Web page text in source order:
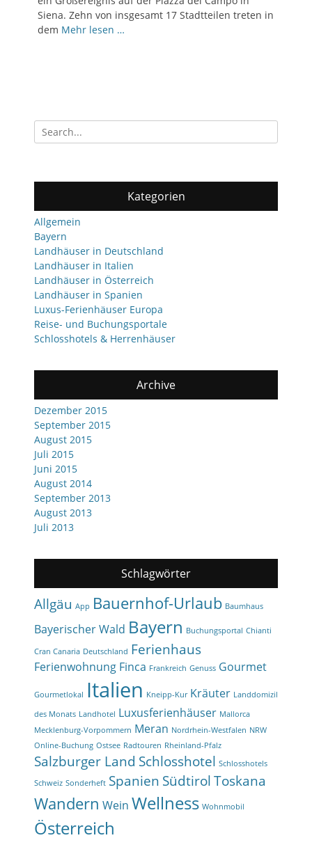
Siena. Zehn von insgesamt 17 Stadtteilen treten in
dem Mehr lesen …
Search
for:
Kategorien
Allgemein
Bayern
Landhäuser in Deutschland
Landhäuser in Italien
Landhäuser in Österreich
Landhäuser in Spanien
Luxus-Ferienhäuser Europa
Reise- und Buchungsportale
Schlosshotels & Herrenhäuser
Archive
Dezember 2015
September 2015
August 2015
Juli 2015
Juni 2015
August 2014
September 2013
August 2013
Juli 2013
Schlagwörter
Allgäu App Bauernhof-Urlaub Baumhaus
Bayerischer Wald Bayern Buchungsportal Chianti
Cran Canaria Deutschland Ferienhaus
Ferienwohnung Finca Frankreich Genuss Gourmet
Gourmetlokal Italien Kneipp-Kur Kräuter Landdomizil
des Monats Landhotel Luxusferienhäuser Mallorca
Mecklenburg-Vorpommern Meran Nordrhein-Westfalen NRW
Online-Buchung Ostsee Radtouren Rheinland-Pfalz
Salzburger Land Schlosshotel Schlosshotels
Schweiz Sonderheft Spanien SüdtirolToskana
Wandern Wein Wellness Wohnmobil
Österreich